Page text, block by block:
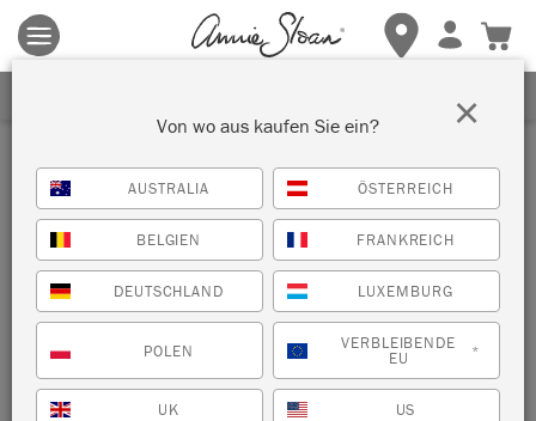
Es gelten die allgemeinen Geschäftsbedingungen.
hierfür weitere Informationen.
Mittel
SORTIEREN NACH
Von wo aus kaufen Sie ein?
AUSTRALIA ÖSTERREICH
BELGIEN FRANKREICH
DEUTSCHLAND LUXEMBURG
POLEN VERBLEIBENDE
EU *
UK US
×